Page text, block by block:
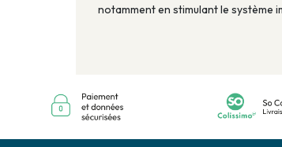
notamment en stimulant le système